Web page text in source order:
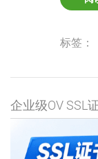
标签：
企业级OV SSL